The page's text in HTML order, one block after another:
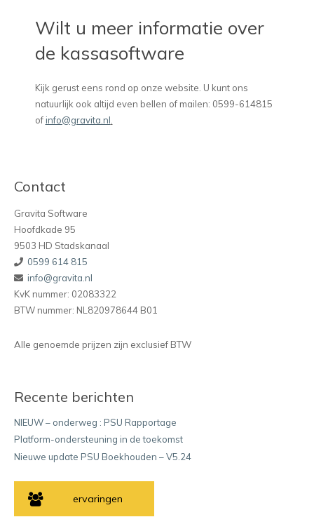
Wilt u meer informatie over
de kassasoftware
Kijk gerust eens rond op onze website. U kunt ons
natuurlijk ook altijd even bellen of mailen: 0599-614815
of info@gravita.nl
Contact
Gravita Software
Hoofdkade 95
9503 HD Stadskanaal
0599 614 815
info@gravita.nl
KvK nummer: 02083322
BTW nummer: NL820978644 B01
Alle genoemde prijzen zijn exclusief BTW
Recente berichten
NIEUW – onderweg : PSU Rapportage
Platform-ondersteuning in de toekomst
Nieuwe update PSU Boekhouden – V5.24
ervaringen